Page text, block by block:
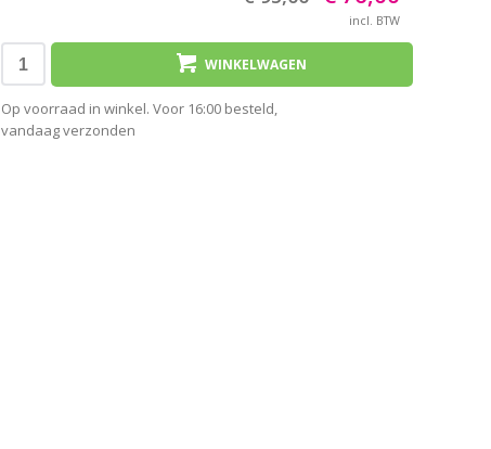
incl. BTW
WINKELWAGEN
Op voorraad in winkel. Voor 16:00 besteld,
vandaag verzonden